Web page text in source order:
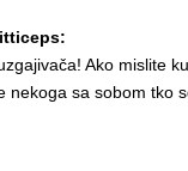
Ako mislite
nekoga sa sobom tko